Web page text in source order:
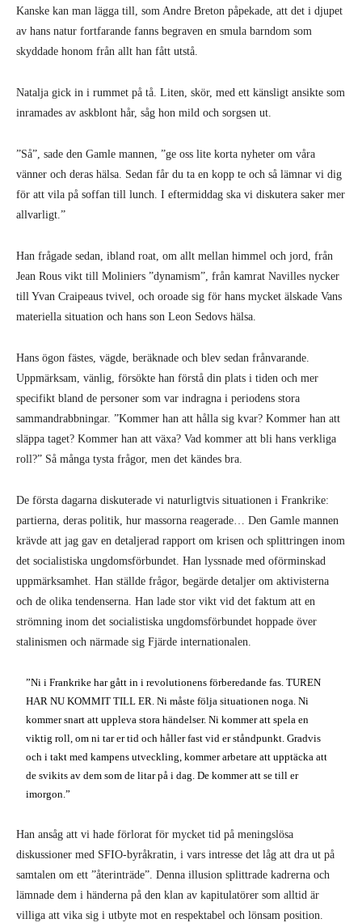
Kanske kan man lägga till, som Andre Breton påpekade, att det i djupet
av hans natur fortfarande fanns begraven en smula barndom som
skyddade honom från allt han fått utstå.
Natalja gick in i rummet på tå. Liten, skör, med ett känsligt ansikte som
inramades av askblont hår, såg hon mild och sorgsen ut.
”Så”, sade den Gamle mannen, ”ge oss lite korta nyheter om våra
vänner och deras hälsa. Sedan får du ta en kopp te och så lämnar vi dig
för att vila på soffan till lunch. I eftermiddag ska vi diskutera saker mer
allvarligt.”
Han frågade sedan, ibland roat, om allt mellan himmel och jord, från
Jean Rous vikt till Moliniers ”dynamism”, från kamrat Navilles nycker
till Yvan Craipeaus tvivel, och oroade sig för hans mycket älskade Vans
materiella situation och hans son Leon Sedovs hälsa.
Hans ögon fästes, vägde, beräknade och blev sedan frånvarande.
Uppmärksam, vänlig, försökte han förstå din plats i tiden och mer
specifikt bland de personer som var indragna i periodens stora
sammandrabbningar. ”Kommer han att hålla sig kvar? Kommer han att
släppa taget? Kommer han att växa? Vad kommer att bli hans verkliga
roll?” Så många tysta frågor, men det kändes bra.
De första dagarna diskuterade vi naturligtvis situationen i Frankrike:
partierna, deras politik, hur massorna reagerade… Den Gamle mannen
krävde att jag gav en detaljerad rapport om krisen och splittringen inom
det socialistiska ungdomsförbundet. Han lyssnade med oförminskad
uppmärksamhet. Han ställde frågor, begärde detaljer om aktivisterna
och de olika tendenserna. Han lade stor vikt vid det faktum att en
strömning inom det socialistiska ungdomsförbundet hoppade över
stalinismen och närmade sig Fjärde internationalen.
”Ni i Frankrike har gått in i revolutionens förberedande fas. TUREN
HAR NU KOMMIT TILL ER. Ni måste följa situationen noga. Ni
kommer snart att uppleva stora händelser. Ni kommer att spela en
viktig roll, om ni tar er tid och håller fast vid er ståndpunkt. Gradvis
och i takt med kampens utveckling, kommer arbetare att upptäcka att
de svikits av dem som de litar på i dag. De kommer att se till er
imorgon.”
Han ansåg att vi hade förlorat för mycket tid på meningslösa
diskussioner med SFIO-byråkratin, i vars intresse det låg att dra ut på
samtalen om ett ”återinträde”. Denna illusion splittrade kadrerna och
lämnade dem i händerna på den klan av kapitulatörer som alltid är
villiga att vika sig i utbyte mot en respektabel och lönsam position.